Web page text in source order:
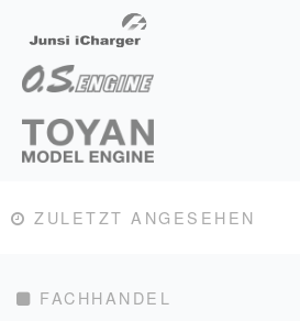
ZULETZT ANGESEHEN
FACHHANDEL